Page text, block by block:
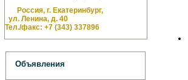
Россия, г. Екатеринбург,
ул. Ленина, д. 40
Тел./факс: +7 (343) 337896
Объявления